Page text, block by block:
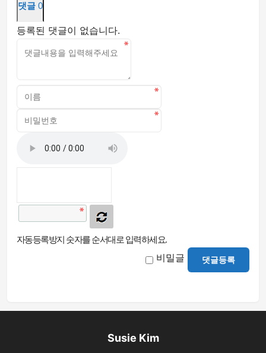
댓글 0
등록된 댓글이 없습니다.
자동등록방지 숫자를 순서대로 입력하세요.
비밀글 댓글등록
Susie Kim